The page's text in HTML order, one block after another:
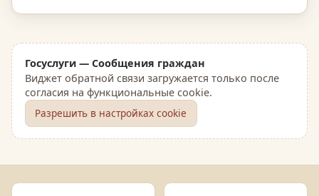
Госуслуги — Сообщения граждан
Виджет обратной связи загружается только после
согласия на функциональные cookie.
Разрешить в настройках cookie